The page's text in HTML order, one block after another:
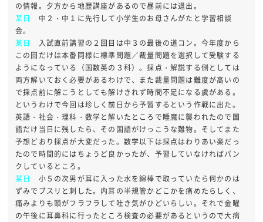
の情報。夕方から地歴講座があるので昼前には退出。
某日
中２・中１に先行して小学生のお母さんがたと学習相談
会。
某日
入試直前講習の２回目は中３の最後の道コン。今年度から
この回だけは本番同様に標準問題／裁量問題を選択して受験する
ようになっている（国数英の３科）。採点・解説する側としては
両方解いておく必要があるわけで、また裁量問題は難度が高いの
で採点前に解こうとしても解けきれず時間不足になる虞がある。
というわけで今回は珍しく前日から予習するという作戦に出た。
英語・社会・理科・数学と解いたところで睡魔に襲われたので国
語だけ当日に残したら、その国語がけっこうな難物。そしてまた
予想どおり採点が大変だった。数学以下は採点はわりあい楽だっ
たので時間的にはちょうど良かったが、予習していなければパン
クしているところ。
某日
小５の次男が耳に入った水を綿棒で取っていたら何かのは
ずみでブスリと刺した。内耳の半規管かどこかを痛めたらしく、
痛みよりも頭がフラフラして吐き気がひどいらしい。それで金曜
の午後に耳鼻科に行ったところ検査の必要があるというので大病